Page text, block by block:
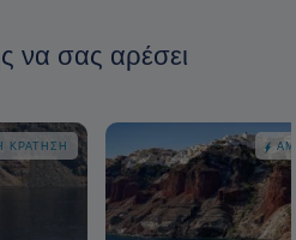
να σας αρέσει
ΚΡΆΤΗΣΗ